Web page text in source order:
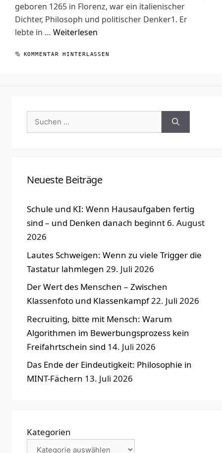
geboren 1265 in Florenz, war ein italienischer
Dichter, Philosoph und politischer Denker1. Er
lebte in … Weiterlesen
KOMMENTAR HINTERLASSEN
Suchen
nach:
Neueste Beiträge
Schule und KI: Wenn Hausaufgaben fertig
sind – und Denken danach beginnt 6. August
2026
Lautes Schweigen: Wenn zu viele Trigger die
Tastatur lahmlegen 29. Juli 2026
Der Wert des Menschen – Zwischen
Klassenfoto und Klassenkampf22. Juli 2026
Recruiting, bitte mit Mensch: Warum
Algorithmen im Bewerbungsprozess kein
Freifahrtschein sind 14. Juli 2026
Das Ende der Eindeutigkeit: Philosophie in
MINT-Fächern 13. Juli 2026
Kategorien